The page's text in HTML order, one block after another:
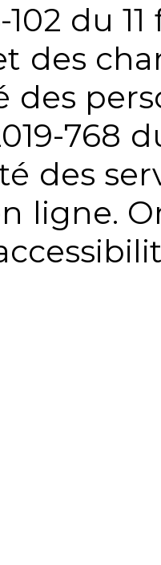
102 du
des
des
768
des
ligne.